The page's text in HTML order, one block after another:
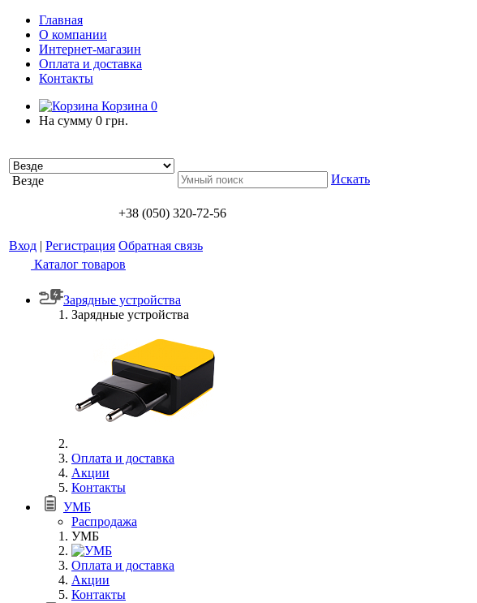
Главная
О компании
Интернет-магазин
Оплата и доставка
Контакты
Корзина 0
На сумму 0 грн.
Везде Искать
+38 (050) 320-72-56
Вход | Регистрация Обратная связь
Каталог товаров
Зарядные устройства
Зарядные устройства
Оплата и доставка
Акции
Контакты
УМБ
Распродажа
УМБ
Оплата и доставка
Акции
Контакты